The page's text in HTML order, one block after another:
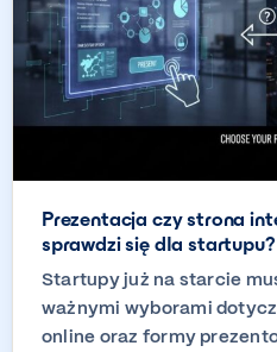
Prezentacja czy strona
sprawdzi się dla startupu?
Startupy już na starcie
ważnymi wyborami
online oraz formy